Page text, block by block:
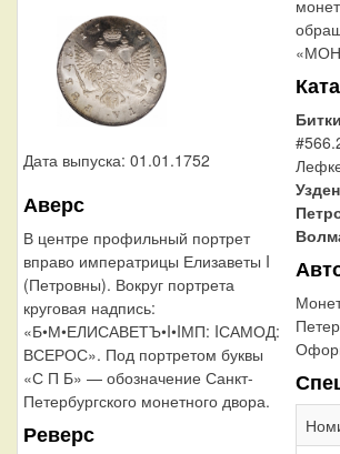
Дата выпуска: 01.01.1752
Аверс
В центре профильный портрет
вправо императрицы Елизаветы I
(Петровны). Вокруг портрета
круговая надпись:
«Б•М•ЕЛИСАВЕТЪ•I•IМП: IСАМОД:
ВСЕРОС». Под портретом буквы
«С П Б» — обозначение Санкт-
Петербургского монетного двора.
Реверс